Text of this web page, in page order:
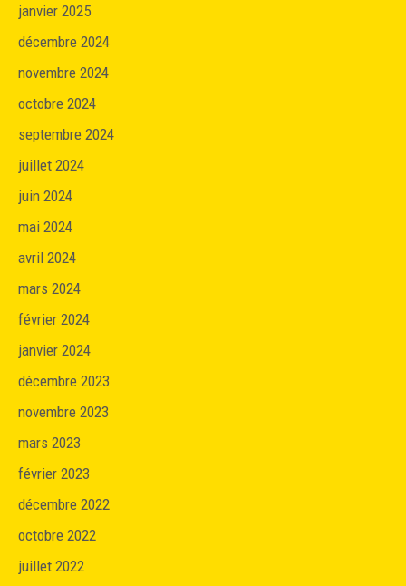
janvier 2025
décembre 2024
novembre 2024
octobre 2024
septembre 2024
juillet 2024
juin 2024
mai 2024
avril 2024
mars 2024
février 2024
janvier 2024
décembre 2023
novembre 2023
mars 2023
février 2023
décembre 2022
octobre 2022
juillet 2022